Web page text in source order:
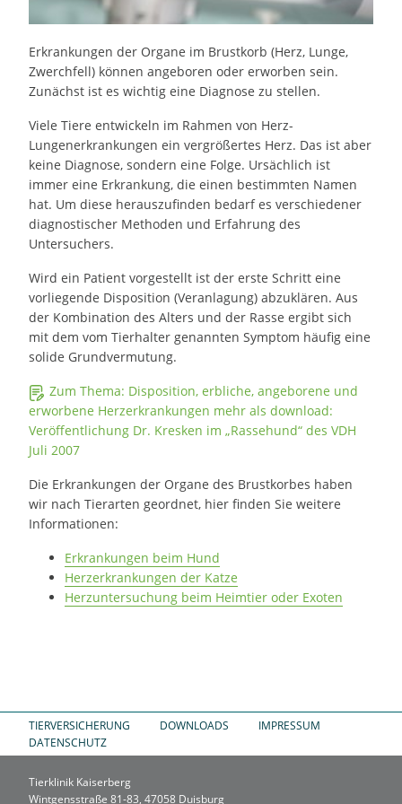
Erkrankungen der Organe im Brustkorb (Herz, Lunge,
Zwerchfell) können angeboren oder erworben sein.
Zunächst ist es wichtig eine Diagnose zu stellen.
Viele Tiere entwickeln im Rahmen von Herz-
Lungenerkrankungen ein vergrößertes Herz. Das ist aber
keine Diagnose, sondern eine Folge. Ursächlich ist
immer eine Erkrankung, die einen bestimmten Namen
hat. Um diese herauszufinden bedarf es verschiedener
diagnostischer Methoden und Erfahrung des
Untersuchers.
Wird ein Patient vorgestellt ist der erste Schritt eine
vorliegende Disposition (Veranlagung) abzuklären. Aus
der Kombination des Alters und der Rasse ergibt sich
mit dem vom Tierhalter genannten Symptom häufig eine
solide Grundvermutung.
Zum Thema: Disposition, erbliche, angeborene und
erworbene Herzerkrankungen mehr als download:
Veröffentlichung Dr. Kresken im „Rassehund“ des VDH
Juli 2007
Die Erkrankungen der Organe des Brustkorbes haben
wir nach Tierarten geordnet, hier finden Sie weitere
Informationen:
Erkrankungen beim Hund
Herzerkrankungen der Katze
Herzuntersuchung beim Heimtier oder Exoten
TIERVERSICHERUNG DOWNLOADS
IMPRESSUM
DATENSCHUTZ
Tierklinik Kaiserberg
Wintgensstraße 81-83, 47058 Duisburg